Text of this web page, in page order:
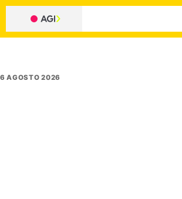
6 AGOSTO 2026